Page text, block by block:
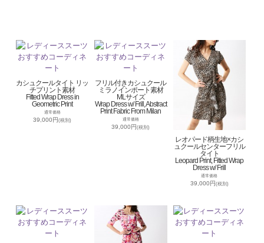
カシュクールタイト リッ
チプリント素材
Fitted Wrap Dress in
Geometric Print
通常価格
39,000円(税別)
フリル付きカシュクール
ミラノインポート素材
MLサイズ
Wrap Dress w/ Frill, Abstract
Print Fabric From Milan
通常価格
39,000円(税別)
レオパード柄生地×カシ
ュクールセンターフリル
タイト
Leopard Print, Fitted Wrap
Dress w/ Frill
通常価格
39,000円(税別)